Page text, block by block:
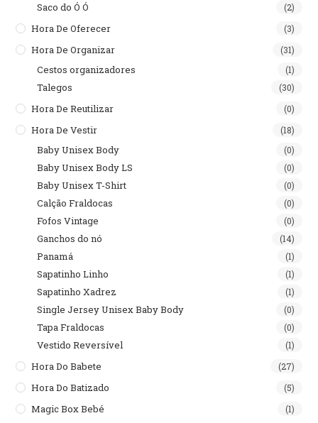
Saco do Ó Ó (2)
Hora De Oferecer (3)
Hora De Organizar (31)
Cestos organizadores (1)
Talegos (30)
Hora De Reutilizar (0)
Hora De Vestir (18)
Baby Unisex Body (0)
Baby Unisex Body LS (0)
Baby Unisex T-Shirt (0)
Calção Fraldocas (0)
Fofos Vintage (0)
Ganchos do nó (14)
Panamá (1)
Sapatinho Linho (1)
Sapatinho Xadrez (1)
Single Jersey Unisex Baby Body (0)
Tapa Fraldocas (0)
Vestido Reversível (1)
Hora Do Babete (27)
Hora Do Batizado (5)
Magic Box Bebé (1)